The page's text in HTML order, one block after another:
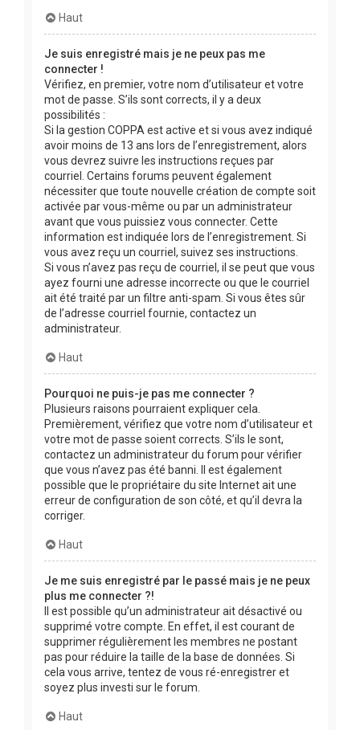
Haut
Je suis enregistré mais je ne peux pas me
connecter !
Vérifiez, en premier, votre nom d’utilisateur et votre
mot de passe. S’ils sont corrects, il y a deux
possibilités :
Si la gestion COPPA est active et si vous avez indiqué
avoir moins de 13 ans lors de l’enregistrement, alors
vous devrez suivre les instructions reçues par
courriel. Certains forums peuvent également
nécessiter que toute nouvelle création de compte soit
activée par vous-même ou par un administrateur
avant que vous puissiez vous connecter. Cette
information est indiquée lors de l’enregistrement. Si
vous avez reçu un courriel, suivez ses instructions.
Si vous n’avez pas reçu de courriel, il se peut que vous
ayez fourni une adresse incorrecte ou que le courriel
ait été traité par un filtre anti-spam. Si vous êtes sûr
de l’adresse courriel fournie, contactez un
administrateur.
Haut
Pourquoi ne puis-je pas me connecter ?
Plusieurs raisons pourraient expliquer cela.
Premièrement, vérifiez que votre nom d’utilisateur et
votre mot de passe soient corrects. S’ils le sont,
contactez un administrateur du forum pour vérifier
que vous n’avez pas été banni. Il est également
possible que le propriétaire du site Internet ait une
erreur de configuration de son côté, et qu’il devra la
corriger.
Haut
Je me suis enregistré par le passé mais je ne peux
plus me connecter ?!
Il est possible qu’un administrateur ait désactivé ou
supprimé votre compte. En effet, il est courant de
supprimer régulièrement les membres ne postant
pas pour réduire la taille de la base de données. Si
cela vous arrive, tentez de vous ré-enregistrer et
soyez plus investi sur le forum.
Haut